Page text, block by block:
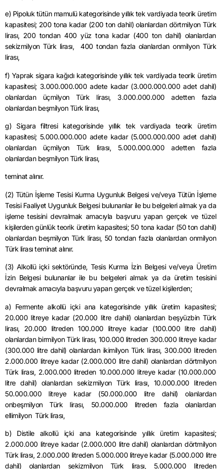
e) Pipoluk tütün mamulü kategorisinde yıllık tek vardiyada teorik üretim
kapasitesi; 200 tona kadar (200 ton dahil) olanlardan dörtmilyon Türk
lirası, 200 tondan 400 yüz tona kadar (400 ton dahil) olanlardan
sekizmilyon Türk lirası, 400 tondan fazla olanlardan onmilyon Türk
lirası,
f) Yaprak sigara kağıdı kategorisinde yıllık tek vardiyada teorik üretim
kapasitesi; 3.000.000.000 adete kadar (3.000.000.000 adet dahil)
olanlardan üçmilyon Türk lirası, 3.000.000.000 adetten fazla
olanlardan beşmilyon Türk lirası,
g) Sigara filtresi kategorisinde yıllık tek vardiyada teorik üretim
kapasitesi; 5.000.000.000 adete kadar (5.000.000.000 adet dahil)
olanlardan üçmilyon Türk lirası, 5.000.000.000 adetten fazla
olanlardan beşmilyon Türk lirası,
teminat alınır.
(2) Tütün İşleme Tesisi Kurma Uygunluk Belgesi ve/veya Tütün İşleme
Tesisi Faaliyet Uygunluk Belgesi bulunanlar ile bu belgeleri almak ya da
işleme tesisini devralmak amacıyla başvuru yapan gerçek ve tüzel
kişilerden günlük teorik üretim kapasitesi; 50 tona kadar (50 ton dahil)
olanlardan beşmilyon Türk lirası, 50 tondan fazla olanlardan onmilyon
Türk lirası teminat alınır.
(3) Alkollü içki sektöründe, Tesis Kurma İzin Belgesi ve/veya Üretim
İzin Belgesi bulunanlar ile bu belgeleri almak ya da üretim tesisini
devralmak amacıyla başvuru yapan gerçek ve tüzel kişilerden;
a) Fermente alkollü içki ana kategorisinde yıllık üretim kapasitesi;
20.000 litreye kadar (20.000 litre dahil) olanlardan beşyüzbin Türk
lirası, 20.000 litreden 100.000 litreye kadar (100.000 litre dahil)
olanlardan birmilyon Türk lirası, 100.000 litreden 300.000 litreye kadar
(300.000 litre dahil) olanlardan ikimilyon Türk lirası, 300.000 litreden
2.000.000 litreye kadar (2.000.000 litre dahil) olanlardan dörtmilyon
Türk lirası, 2.000.000 litreden 10.000.000 litreye kadar (10.000.000
litre dahil) olanlardan sekizmilyon Türk lirası, 10.000.000 litreden
50.000.000 litreye kadar (50.000.000 litre dahil) olanlardan
onbeşmilyon Türk lirası, 50.000.000 litreden fazla olanlardan
ellimilyon Türk lirası,
b) Distile alkollü içki ana kategorisinde yıllık üretim kapasitesi;
2.000.000 litreye kadar (2.000.000 litre dahil) olanlardan dörtmilyon
Türk lirası, 2.000.000 litreden 5.000.000 litreye kadar (5.000.000 litre
dahil) olanlardan sekizmilyon Türk lirası, 5.000.000 litreden